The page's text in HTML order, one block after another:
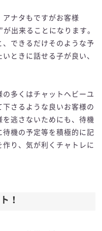
アナタもですがお客様
出来ることになります。
できるだけそのような予
ときに話せる子が良い、
多くはチャットヘビーユ
さるような良いお客様の
逃さないためにも、待機
機の予定等を積極的に記
り、気が利くチャトレに
！